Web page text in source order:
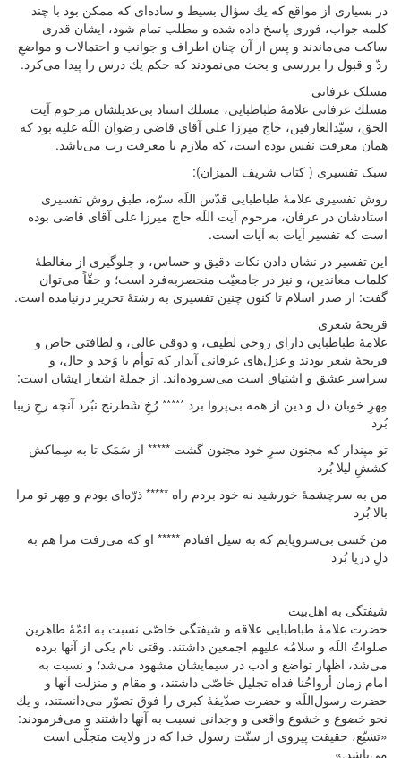
در بسيارى از مواقع كه يك سؤال بسيط و ساده‏‌اى که ممكن بود با چند
كلمه جواب، فورى پاسخ داده شده و مطلب تمام شود، ايشان قدرى
ساكت می‌‏ماندند و پس از آن چنان اطراف و جوانب و احتمالات و مواضعِ
ردّ و قبول را بررسى و بحث می‌‏نمودند كه حكم يك درس را پيدا می‌‏كرد.
مسلک عرفانی
مسلك عرفانى علامۀ طباطبایی، مسلك استاد بى‌عديلشان مرحوم آيت
‌الحق، سيّد‌العارفين، حاج ميرزا على آقاى قاضى‏ رضوان اللَه علیه بود كه
همان معرفت نفس بوده است، كه ملازم با معرفت رب می‌باشد.
سبک تفسیری ( کتاب شریف المیزان):
روش تفسیری علامۀ طباطبایی قدّس اللَه سرّه، طبق روش تفسیری
استادشان در عرفان، مرحوم آیت اللَه حاج میرزا علی آقای قاضی بوده
است که تفسیر آیات به آیات است.
این تفسیر در نشان دادن نکات دقیق و حساس، و جلوگیری از مغالطۀ
کلمات معاندین، و نیز در جامعیّت منحصربه‌فرد است؛ و حقّاً می‌توان
گفت: از صدر اسلام تا کنون چنین تفسیری به رشتۀ تحریر درنیامده است.
قریحۀ شعری
علامۀ طباطبایی داراى روحى لطيف، و ذوقى عالى، و لطافتى خاص و
قریحۀ شعر بودند و غزل‌‏هاى عرفانى آبدار كه توأم با وَجد و حال، و
سراسر عشق و اشتياق است می‌سروده‏‌اند. از جملۀ اشعار ایشان است:
مِهرِ خوبان دل و دين از همه بى‌پروا برد ***** رُخِ شَطرنج نبُرد آنچه رخِ زيبا
بُرد
تو مپندار كه مجنون سرِ خود مجنون گشت ***** از سَمَک تا به سِماكش
كششِ ليلا بُرد
من به سرچشمۀ خورشيد نه خود بردم راه ***** ذرّه‌‏اى بودم و مِهر تو مرا
بالا بُرد
من خَسى بى‌سر‌و‌پايم كه به سيل افتادم ***** او كه می‌رفت مرا هم به
دلِ دريا بُرد
شیفتگی به اهل‌بیت
حضرت علامۀ طباطبایی علاقه و شيفتگى خاصّى نسبت به ائمّۀ طاهرين
صلواتُ اللَه و سلامُه عليهم اجمعين داشتند. وقتى نام يكى از آنها برده
می‌‏شد، اظهار تواضع و ادب در سيمايشان مشهود می‌شد؛ و نسبت به
امام زمان أرواحُنا فداه تجليل خاصّى داشتند، و مقام و منزلت آنها و
حضرت رسول‌اللَه و حضرت صدّيقۀ كبرى را فوق تصوّر می‌دانستند، و يك
نحو خضوع و خشوع واقعى و وجدانى نسبت به آنها داشتند و می‌فرمودند:
«تشيّع، حقيقت پيروى از سنّت رسول خدا كه در ولايت متجلّى است
می‌‏باشد.»